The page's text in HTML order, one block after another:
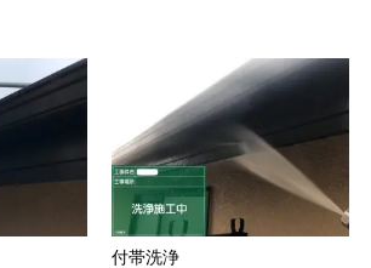
付帯洗浄